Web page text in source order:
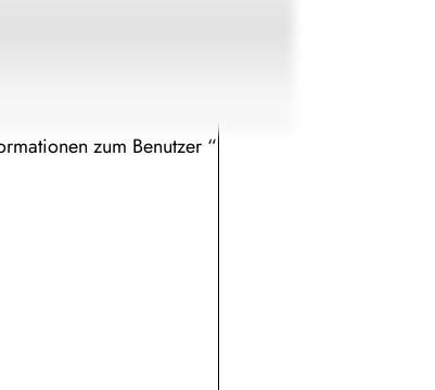
zum Benutzer “Register”